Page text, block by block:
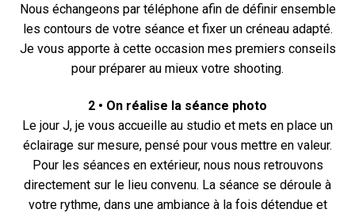
Nous échangeons par téléphone afin de définir ensemble
les contours de votre séance et fixer un créneau adapté.
Je vous apporte à cette occasion mes premiers conseils
pour préparer au mieux votre shooting.
2 • On réalise la séance photo
Le jour J, je vous accueille au studio et mets en place un
éclairage sur mesure, pensé pour vous mettre en valeur.
Pour les séances en extérieur, nous nous retrouvons
directement sur le lieu convenu. La séance se déroule à
votre rythme, dans une ambiance à la fois détendue et